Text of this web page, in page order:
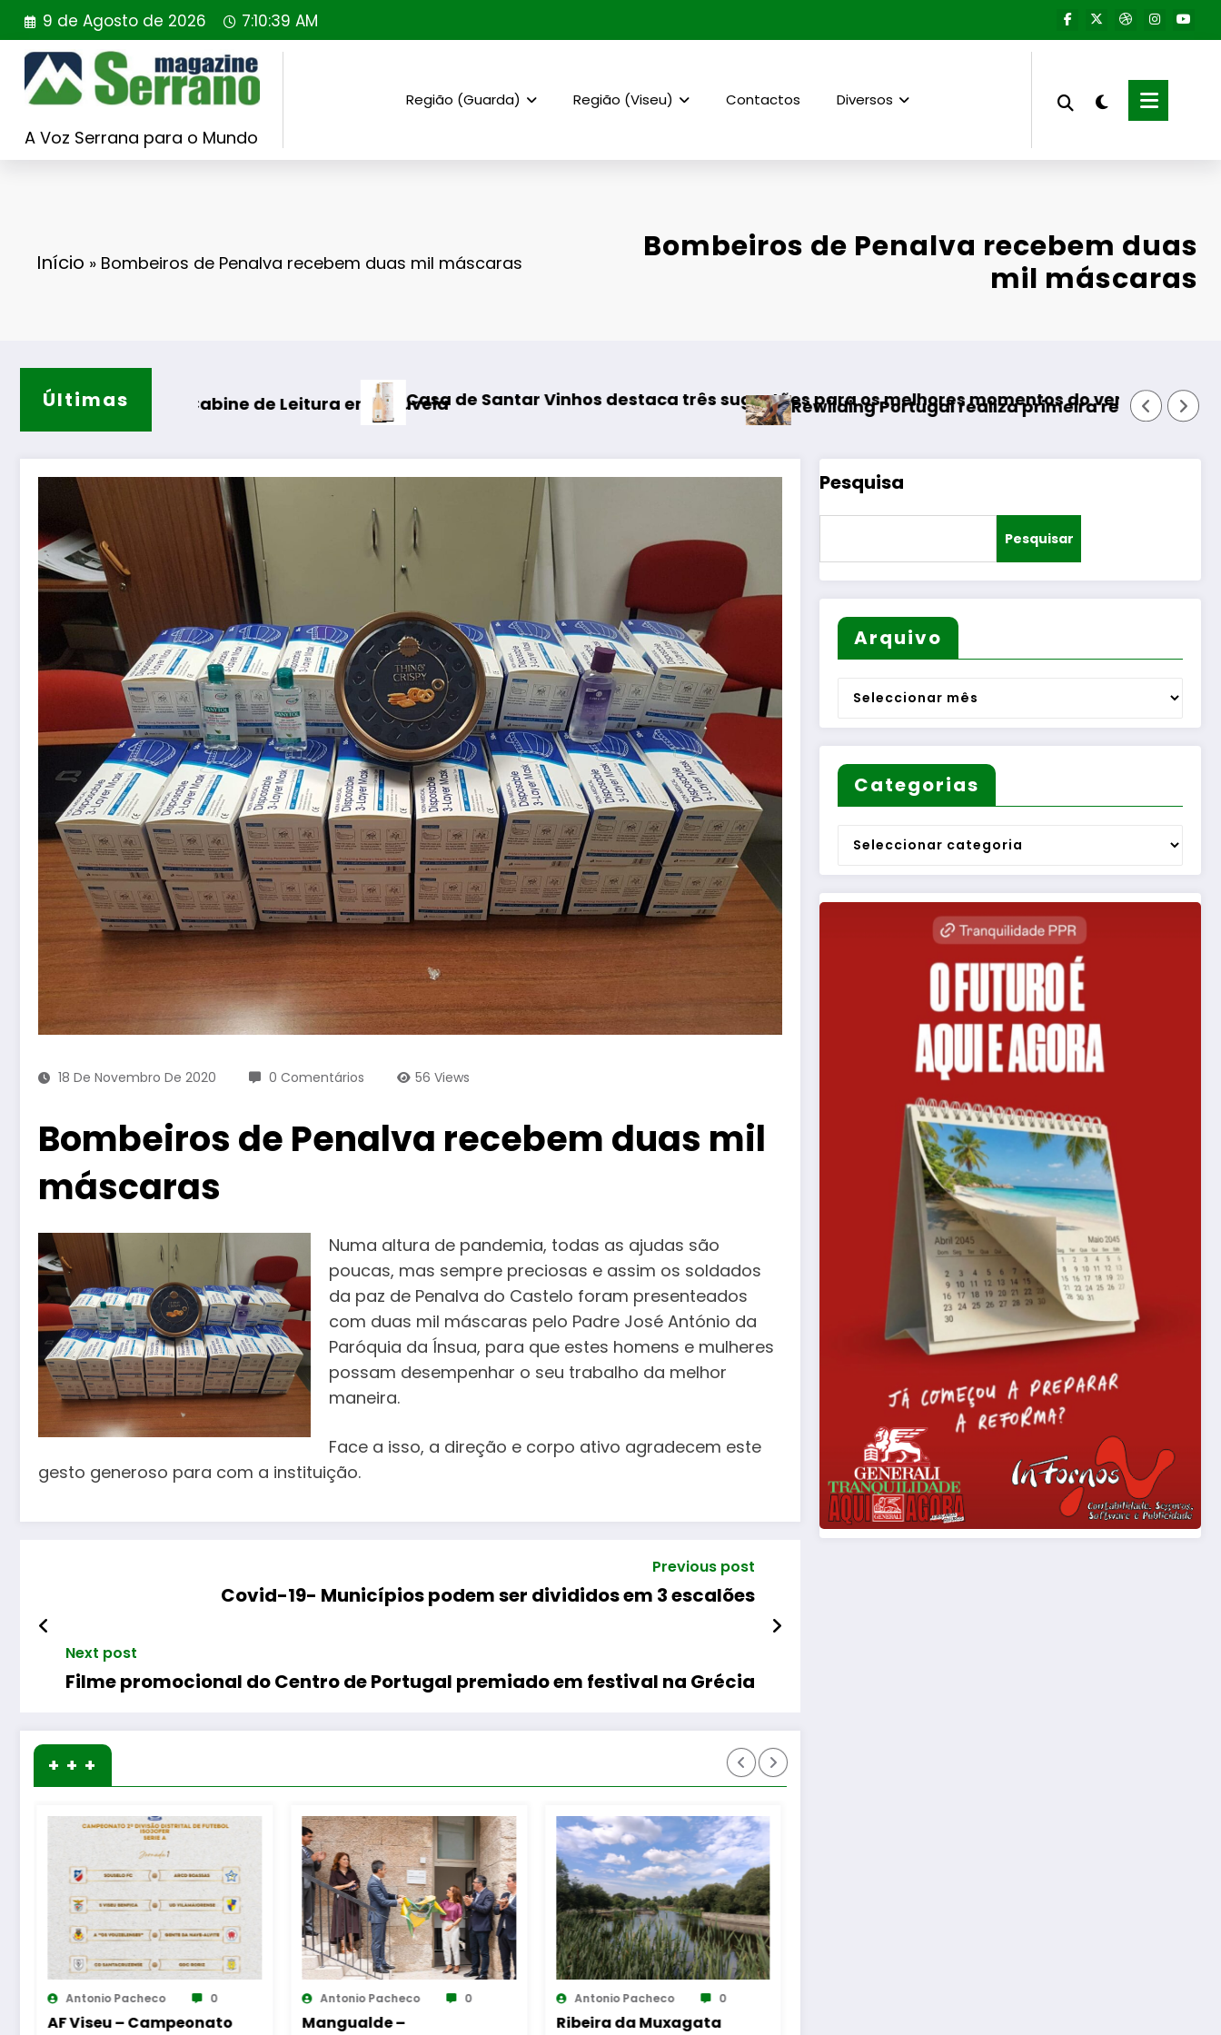
Saltar
para
conteúdo
9 de Agosto de 2026 7:10:40 AM
A Voz Serrana para o Mundo
Região (Guarda) Região (Viseu) Contactos Diversos
Início » Bombeiros de Penalva recebem duas mil máscaras
Bombeiros de Penalva recebem duas
mil máscaras
Últimas
de Leitura em GouveiaCasa de Santar Vinhos destaca três sugestões para os melhores momentos do verão
Rewilding Portugal realiza primeira reintrodução de coelho-bravo em
Guarda desafia amantes do
18 De Novembro De 2020 0 Comentários 56 Views
Bombeiros de Penalva recebem duas mil
máscaras
Numa altura de pandemia, todas as ajudas são
poucas, mas sempre preciosas e assim os soldados
da paz de Penalva do Castelo foram presenteados
com duas mil máscaras pelo Padre José António da
Paróquia da Ínsua, para que estes homens e mulheres
possam desempenhar o seu trabalho da melhor
maneira.
Face a isso, a direção e corpo ativo agradecem este
gesto generoso para com a instituição.
Previous post
Covid-19- Municípios podem ser divididos em 3 escalões
Next post
Filme promocional do Centro de Portugal premiado em festival na Grécia
+ + +
Antonio Pacheco 0
Mangualde –
Antonio Pacheco 0
Ribeira da Muxagata
Antonio Pacheco 0
Polidesportivo e Parque
Pesquisa
Pesquisar
Arquivo
Arquivo
Categorias
Categorias